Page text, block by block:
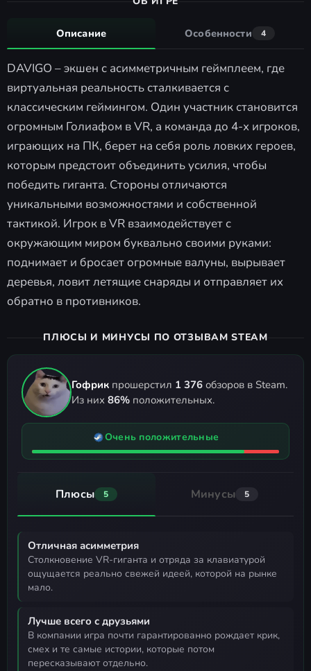
Описание Особенности 4
DAVIGO – экшен с асимметричным геймплеем, где
виртуальная реальность сталкивается с
классическим геймингом. Один участник становится
огромным Голиафом в VR, а команда до 4-х игроков,
играющих на ПК, берет на себя роль ловких героев,
которым предстоит объединить усилия, чтобы
победить гиганта. Стороны отличаются
уникальными возможностями и собственной
тактикой. Игрок в VR взаимодействует с
окружающим миром буквально своими руками:
поднимает и бросает огромные валуны, вырывает
деревья, ловит летящие снаряды и отправляет их
обратно в противников.
ПЛЮСЫ И МИНУСЫ ПО ОТЗЫВАМ STEAM
Гофрик прошерстил 1 376 обзоров в Steam.
Из них 86% положительных.
Очень положительные
Плюсы 5 Минусы 5
Отличная асимметрия
столкновение VR-гиганта и отряда за клавиатурой
ощущается реально свежей идеей, которой на рынке
мало.
Лучше всего с друзьями
в компании игра почти гарантированно рождает крик,
смех и те самые истории, которые потом
пересказывают отдельно.